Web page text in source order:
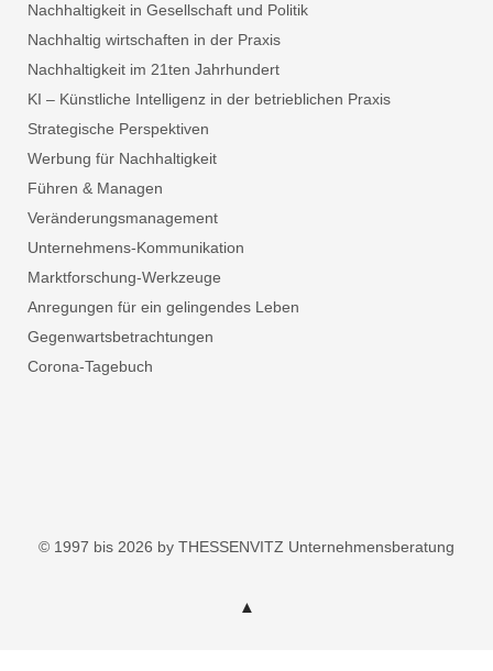
Nachhaltigkeit in Gesellschaft und Politik
Nachhaltig wirtschaften in der Praxis
Nachhaltigkeit im 21ten Jahrhundert
KI – Künstliche Intelligenz in der betrieblichen Praxis
Strategische Perspektiven
Werbung für Nachhaltigkeit
Führen & Managen
Veränderungsmanagement
Unternehmens-Kommunikation
Marktforschung-Werkzeuge
Anregungen für ein gelingendes Leben
Gegenwartsbetrachtungen
Corona-Tagebuch
© 1997 bis 2026 by THESSENVITZ Unternehmensberatung